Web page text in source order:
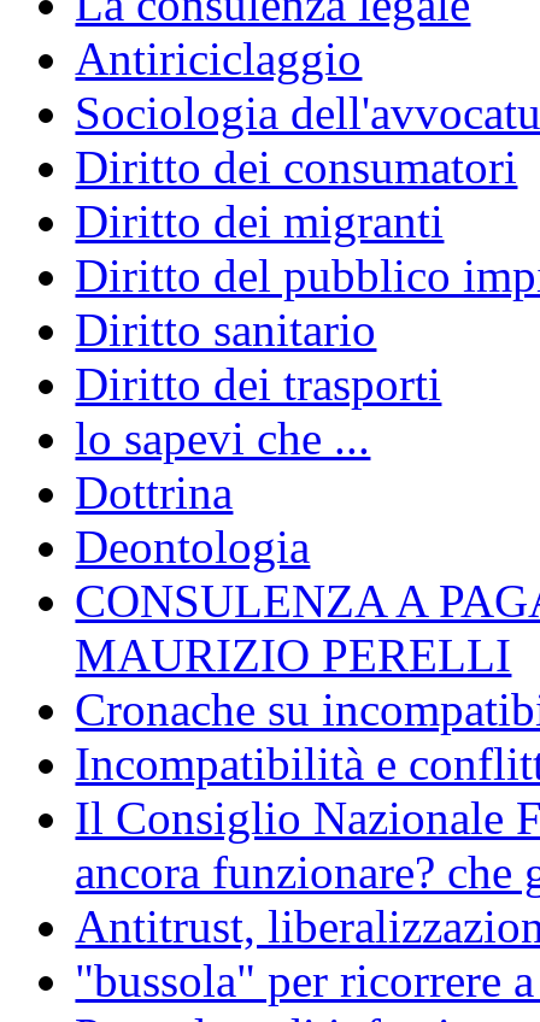
Antiriciclaggio
Sociologia
Diritto dei consumatori
Diritto dei migranti
Diritto del pubblico
Diritto sanitario
Diritto dei trasporti
lo sapevi che ...
Dottrina
Deontologia
CONSULENZA A
MAURIZIO PERELLI
Cronache su
Incompatibilità e
Il Consiglio Nazionale
ancora funzionare? che
Antitrust,
"bussola" per ricorrere